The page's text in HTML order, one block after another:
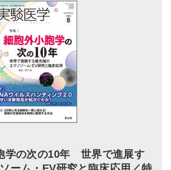
学の次の10年 世界で進展す